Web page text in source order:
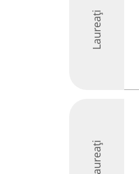
Laureați
Laureați